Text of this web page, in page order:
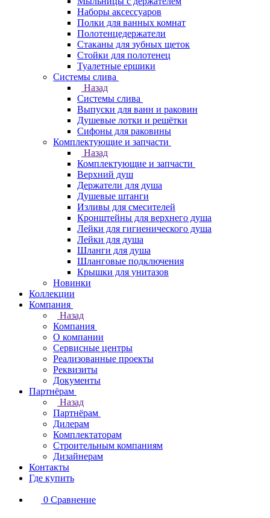
Наборы аксессуаров
Полки для ванных комнат
Полотенцедержатели
Стаканы для зубных щеток
Стойки для полотенец
Туалетные ершики
Системы слива
Назад
Системы слива
Выпуски для ванн и раковин
Душевые лотки и решётки
Сифоны для раковины
Комплектующие и запчасти
Назад
Комплектующие и запчасти
Верхний душ
Держатели для душа
Душевые штанги
Изливы для смесителей
Кронштейны для верхнего душа
Лейки для гигиенического душа
Лейки для душа
Шланги для душа
Шланговые подключения
Крышки для унитазов
Новинки
Коллекции
Компания
Назад
Компания
О компании
Сервисные центры
Реализованные проекты
Реквизиты
Документы
Партнёрам
Назад
Партнёрам
Дилерам
Комплектаторам
Строительным компаниям
Дизайнерам
Контакты
Где купить
0 Сравнение